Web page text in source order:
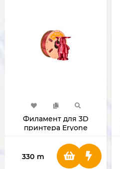
Филамент для 3D
принтера Eryone
(Red)
330 m